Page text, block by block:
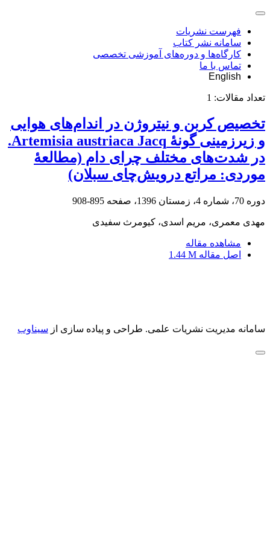
فهرست نشریات
سامانه نشر کتاب
کارگاه‌ها و دوره‌های آموزشی تخصصی
تماس با ما
English
تعداد مقالات: 1
تخصیص کربن و نیتروژن در اندام‌های هوایی
و زیرزمینی گونۀ Artemisia austriaca Jacq.
در شدت‌های مختلف چرای دام (مطالعۀ
موردی: مراتع درویش‌چای سبلان)
دوره 70، شماره 4، زمستان 1396، صفحه 895-908
مهدی معمری، مریم اسدی، کیومرث سفیدی
مشاهده مقاله
اصل مقاله 1.44 M
سامانه مدیریت نشریات علمی. طراحی و پیاده سازی از سیناوب